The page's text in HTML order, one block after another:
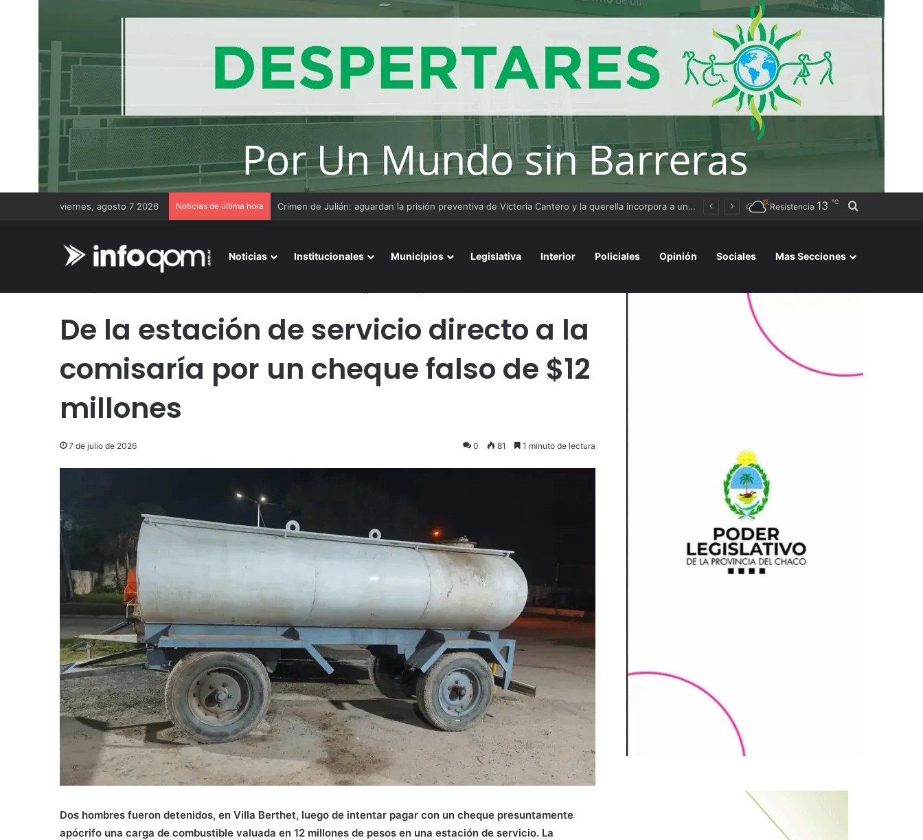
viernes, agosto 7 2026 Noticias de última hora Causa Insaurralde-Cirio: la Justicia desestimó los videos de los dólares por fallas en la cadena de custodia Resistencia 13 ℃ Buscar por
Noticias Institucionales Municipios Legislativa Interior Policiales Opinión Sociales Mas Secciones
De la estación de servicio directo a la
comisaría por un cheque falso de $12
millones
7 de julio de 2026 0 81 1 minuto de lectura
Dos hombres fueron detenidos, en Villa Berthet, luego de intentar pagar con un cheque presuntamente
apócrifo una carga de combustible valuada en 12 millones de pesos en una estación de servicio. La